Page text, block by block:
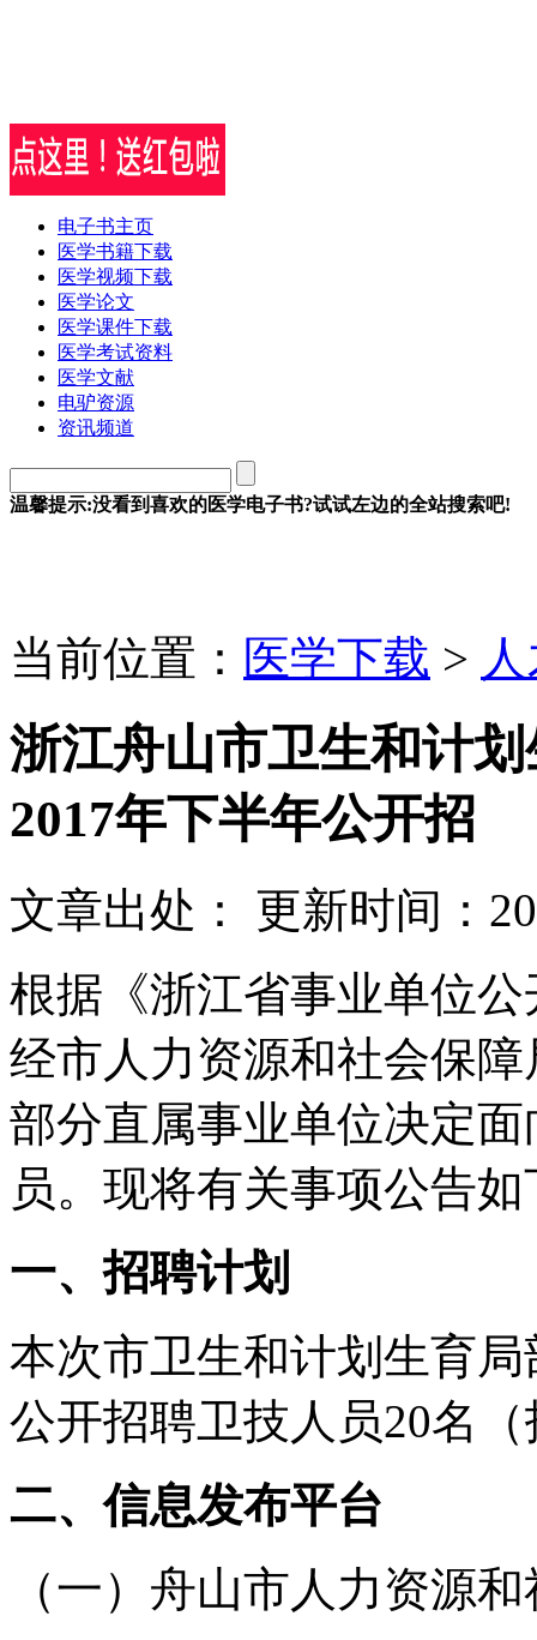
电子书主页
医学书籍下载
医学视频下载
医学论文
医学课件下载
医学考试资料
医学文献
电驴资源
资讯频道
温馨提示:没看到喜欢的医学电子书?试试左边的全站搜索吧!
当前位置： 医学下载 >
浙江舟山市卫生和计
2017年下半年公开招
文章出处： 更新时间：
根据《浙江省事业单位
经市人力资源和社会保
部分直属事业单位决定
员。现将有关事项公告如
一、招聘计划
本次市卫生和计划生育
公开招聘卫技人员20名
二、信息发布平台
（一）舟山市人力资源